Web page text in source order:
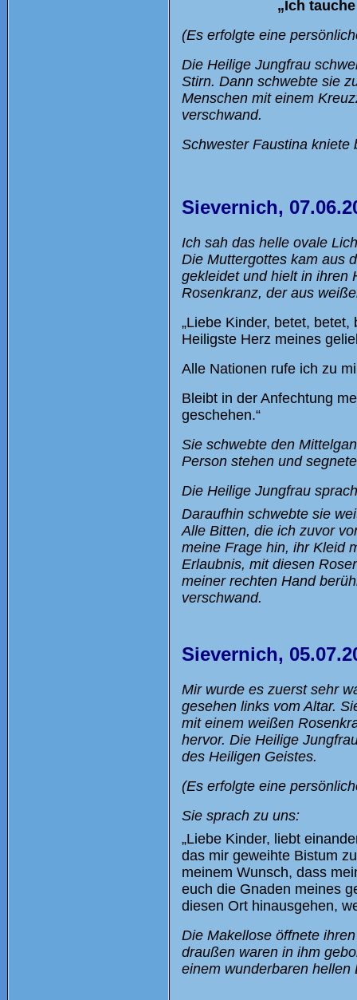
„Ich
(Es erfolgte eine
Die Heilige Jungfrau
Stirn. Dann schwebte sie
Menschen mit einem
verschwand.
Schwester Faustina kniete
Sievernich,
Ich sah das helle ovale
Die Muttergottes kam aus
gekleidet und hielt in ihren
Rosenkranz, der aus
„Liebe Kinder, betet,
Heiligste Herz meines
Alle Nationen rufe ich zu
Bleibt in der Anfechtung
geschehen.“
Sie schwebte den
Person stehen und
Die Heilige Jungfrau
Daraufhin schwebte sie
Alle Bitten, die ich zuvor
meine Frage hin, ihr Kleid
Erlaubnis, mit diesen
meiner rechten Hand
verschwand.
Sievernich,
Mir wurde es zuerst sehr
gesehen links vom Altar.
mit einem weißen
hervor. Die Heilige
des Heiligen Geistes.
(Es erfolgte eine
Sie sprach zu uns:
„Liebe Kinder, liebt
das mir geweihte Bistum
meinem Wunsch, dass
euch die Gnaden meines
diesen Ort hinausgehen,
Die Makellose öffnete
draußen waren in ihm
einem wunderbaren hellen